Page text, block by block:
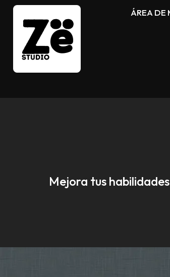
ÁREA DE
Mejora tus